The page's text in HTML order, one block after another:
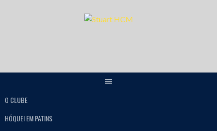
O CLUBE
HÓQUEI EM PATINS